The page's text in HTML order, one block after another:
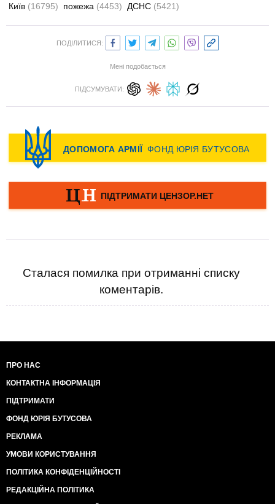
Київ (16795) пожежа (4453) ДСНС (5421)
ПОДІЛИТИСЯ:
Мені подобається
ПІДСУМУВАТИ:
Сталася помилка при отриманні списку
коментарів.
ПРО НАС
КОНТАКТНА ІНФОРМАЦІЯ
ПІДТРИМАТИ
ФОНД ЮРІЯ БУТУСОВА
РЕКЛАМА
УМОВИ КОРИСТУВАННЯ
ПОЛІТИКА КОНФІДЕНЦІЙНОСТІ
РЕДАКЦІЙНА ПОЛІТИКА